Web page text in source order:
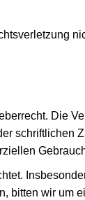
Die
schriftlichen
bitten wir um